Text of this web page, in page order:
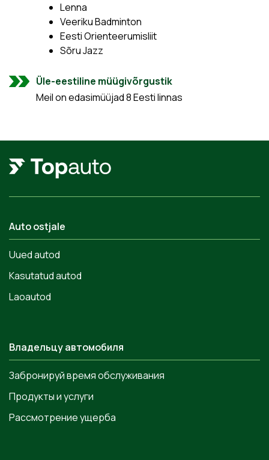
Lenna
Veeriku Badminton
Eesti Orienteerumisliit
Sõru Jazz
Üle-eestiline müügivõrgustik
Meil on edasimüüjad 8 Eesti linnas
Auto ostjale
Uued autod
Kasutatud autod
Laoautod
Владельцу автомобиля
Забронируй время обслуживания
Продукты и услуги
Рассмотрение ущерба